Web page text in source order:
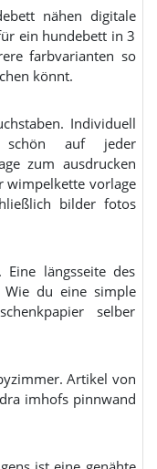
nähen digitale
ein hundebett in 3
farbvarianten so
könnt.
Individuell
schön auf jeder
zum ausdrucken
wimpelkette vorlage
bilder fotos
längsseite des
Wie du eine simple
selber
Artikel von
imhofs pinnwand